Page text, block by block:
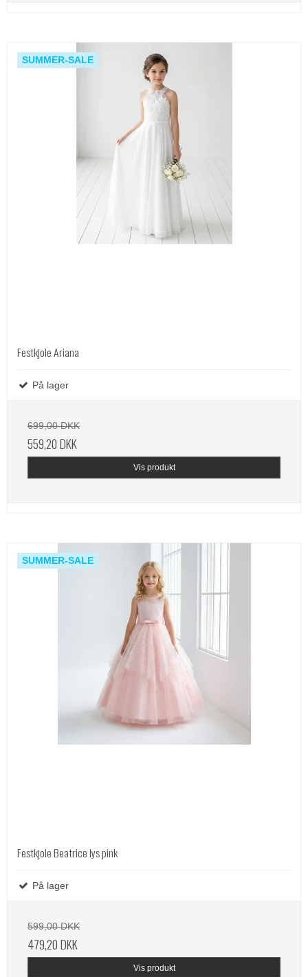
SUMMER-SALE
Festkjole Ariana
På lager
699,00 DKK
559,20 DKK
Vis produkt
SUMMER-SALE
Festkjole Beatrice lys pink
På lager
599,00 DKK
479,20 DKK
Vis produkt